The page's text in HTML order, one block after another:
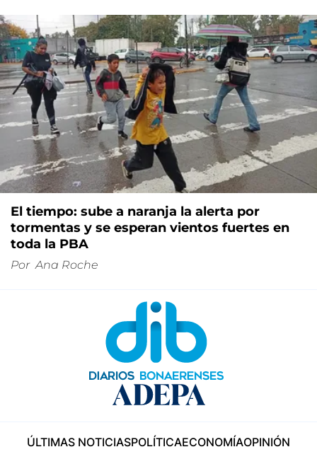
El tiempo: sube a naranja la alerta por
tormentas y se esperan vientos fuertes en
toda la PBA
Por Ana Roche
ÚLTIMAS NOTICIASPOLÍTICAECONOMÍAOPINIÓN